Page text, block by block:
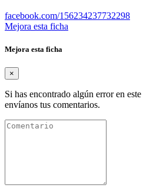
facebook.com/156234237732298
Mejora esta ficha
Mejora esta ficha
×
Si has encontrado algún error en
envíanos tus comentarios.